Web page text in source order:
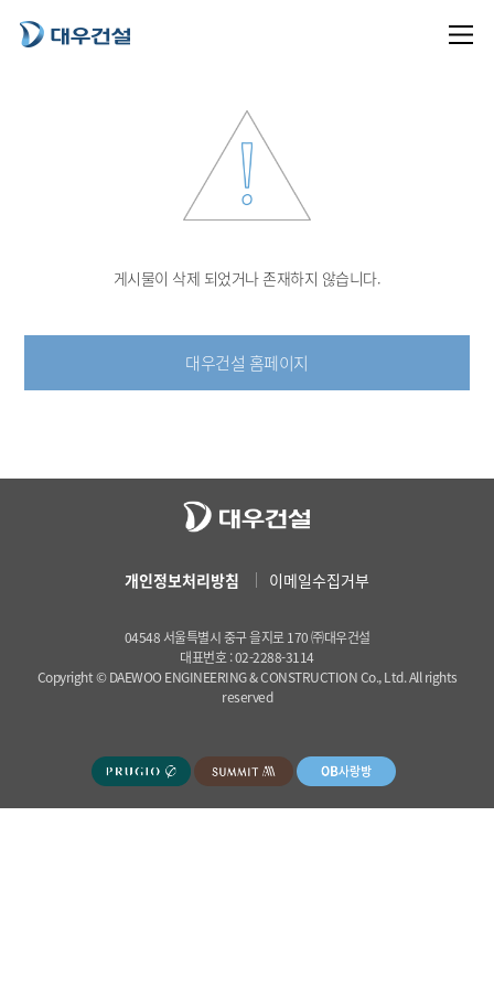
게시물이 삭제 되었거나 존재하지 않습니다.
대우건설 홈페이지
개인정보처리방침 이메일수집거부
04548 서울특별시 중구 을지로 170 ㈜대우건설
대표번호 : 02-2288-3114
Copyright © DAEWOO ENGINEERING & CONSTRUCTION Co., Ltd. All rights
reserved